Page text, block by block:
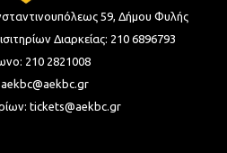
59, Δήμου Φυλής
Διαρκείας: 210 6896793
210 2821008
aekbc@aekbc.gr
tickets@aekbc.gr